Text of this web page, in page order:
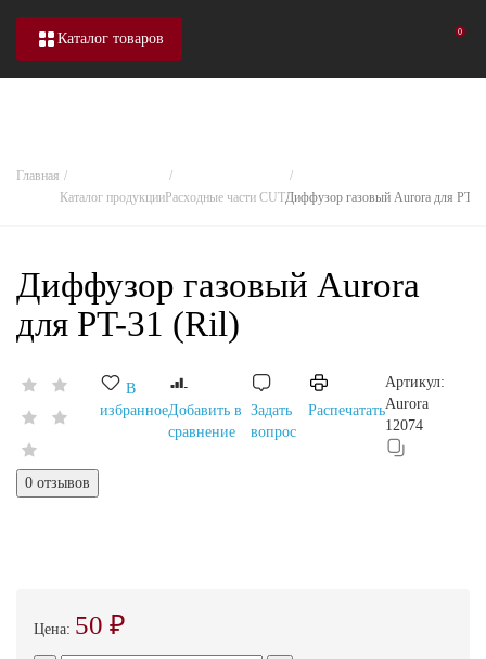
Каталог товаров 0
Главная
Каталог продукции Расходные части CUTДиффузор газовый Aurora для PT-
Диффузор газовый Aurora
для PT-31 (Ril)
0 отзывов
В
избранноеДобавить в
сравнение
Задать
вопрос
Распечатать
Артикул:
Aurora
12074
Цена: 50 ₽